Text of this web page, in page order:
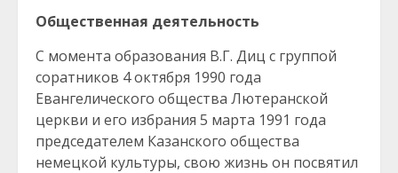
Общественная деятельность
С момента образования В.Г. Диц с группой
соратников 4 октября 1990 года
Евангелического общества Лютеранской
церкви и его избрания 5 марта 1991 года
председателем Казанского общества
немецкой культуры, свою жизнь он посвятил